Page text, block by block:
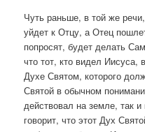
Чуть раньше, в той же
уйдет к Отцу, а Отец
попросят, будет делать
что тот, кто видел
Духе Святом, которого
Святой в обычном
действовал на земле, так
говорит, что этот Дух